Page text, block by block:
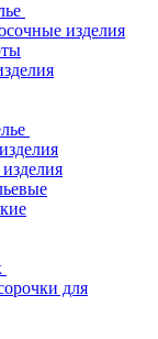
изделия
для